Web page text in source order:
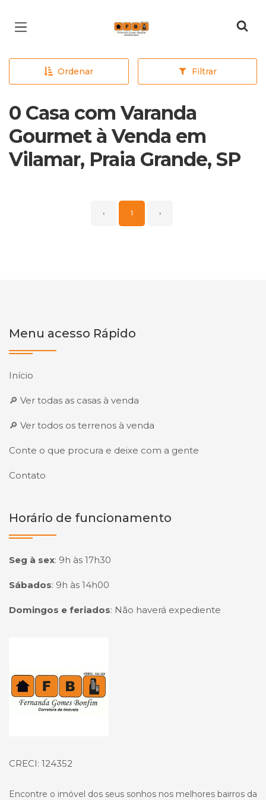
Página inicial
Ordenar Filtrar
0 Casa com Varanda
Gourmet à Venda em
Vilamar, Praia Grande, SP
‹ 1 ›
Menu acesso Rápido
Início
🔎 Ver todas as casas à venda
🔎 Ver todos os terrenos à venda
Conte o que procura e deixe com a gente
Contato
Horário de funcionamento
Seg à sex: 9h às 17h30
Sábados: 9h às 14h00
Domingos e feriados: Não haverá expediente
CRECI: 124352
Encontre o imóvel dos seus sonhos nos melhores bairros da